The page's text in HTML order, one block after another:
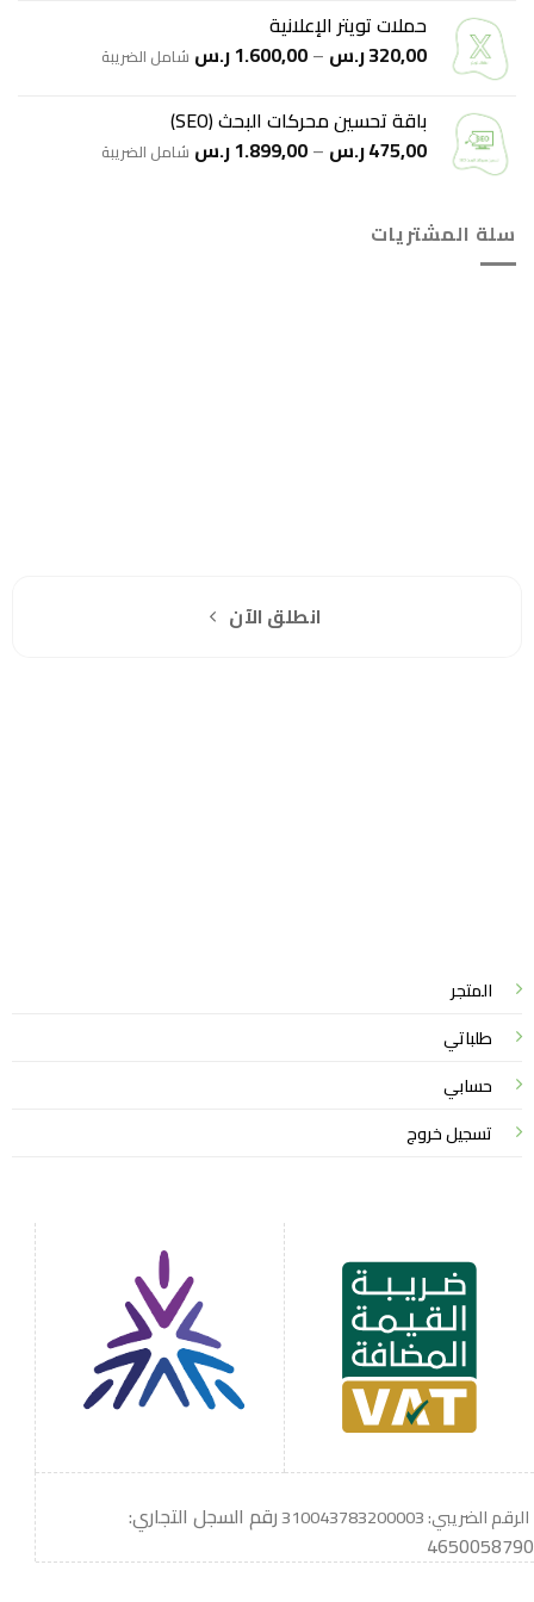
خلال
حملات تويتر الإعلانية
320,00ر.س –
1.600,00ر.س نطاق
من
خلال
شامل الضريبة
باقة تحسين محركات البحث (SEO)
475,00ر.س –
1.899,00ر.س نطاق
شامل الضريبة
سلة المشتريات
انطلق الآن
المتجر
طلباتي
حسابي
تسجيل خروج
الرقم الضريبي: 310043783200003
رقم السجل التجاري:
4650058790